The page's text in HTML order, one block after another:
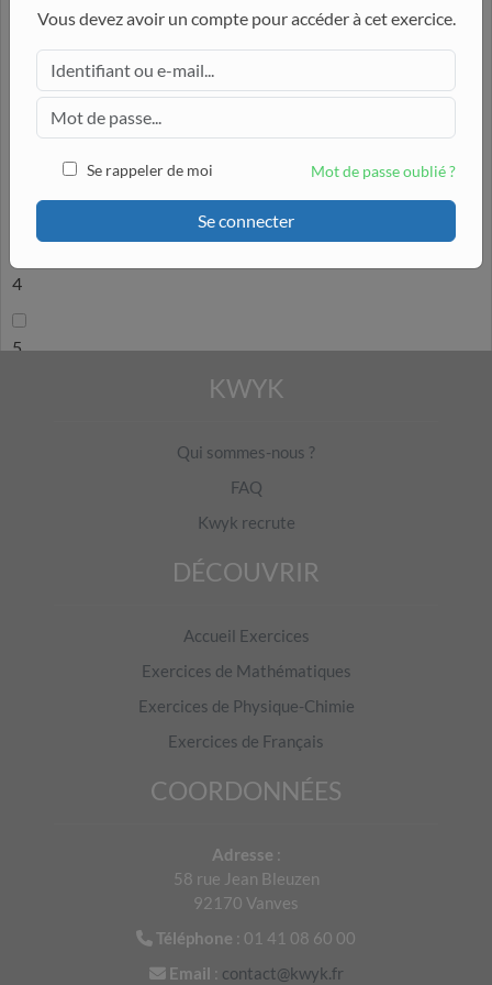
Vous devez avoir un compte pour accéder à cet exercice.
Se rappeler de moi Mot de passe oublié ?
Se connecter
Identifier la ou les lignes comportant des erreurs :
4
5
Pour accéder à cet exercice, il faut être connecté.
KWYK
Qui sommes-nous ?
FAQ
Kwyk recrute
DÉCOUVRIR
Accueil Exercices
Exercices de Mathématiques
Exercices de Physique-Chimie
Exercices de Français
COORDONNÉES
Adresse :
58 rue Jean Bleuzen
92170 Vanves
Téléphone : 01 41 08 60 00
Email : contact@kwyk.fr